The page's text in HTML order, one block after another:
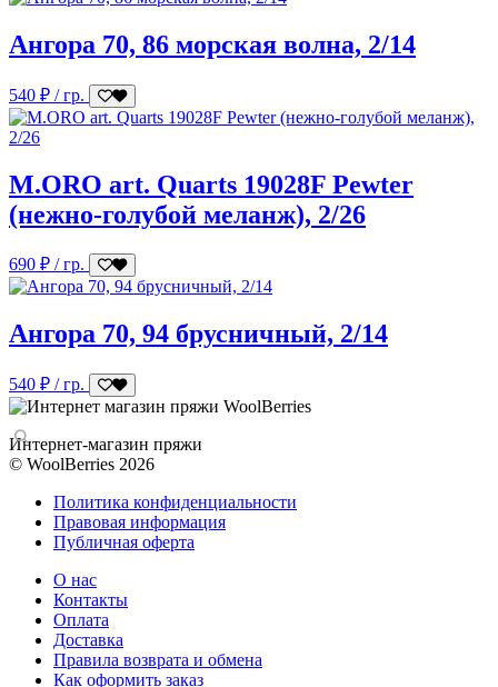
Ангора 70, 86 морская волна, 2/14
540 ₽ / гр.
M.ORO art. Quarts 19028F Pewter
(нежно-голубой меланж), 2/26
690 ₽ / гр.
Ангора 70, 94 брусничный, 2/14
540 ₽ / гр.
Интернет-магазин пряжи
© WoolBerries 2026
Политика конфиденциальности
Правовая информация
Публичная оферта
О нас
Контакты
Оплата
Доставка
Правила возврата и обмена
Как оформить заказ